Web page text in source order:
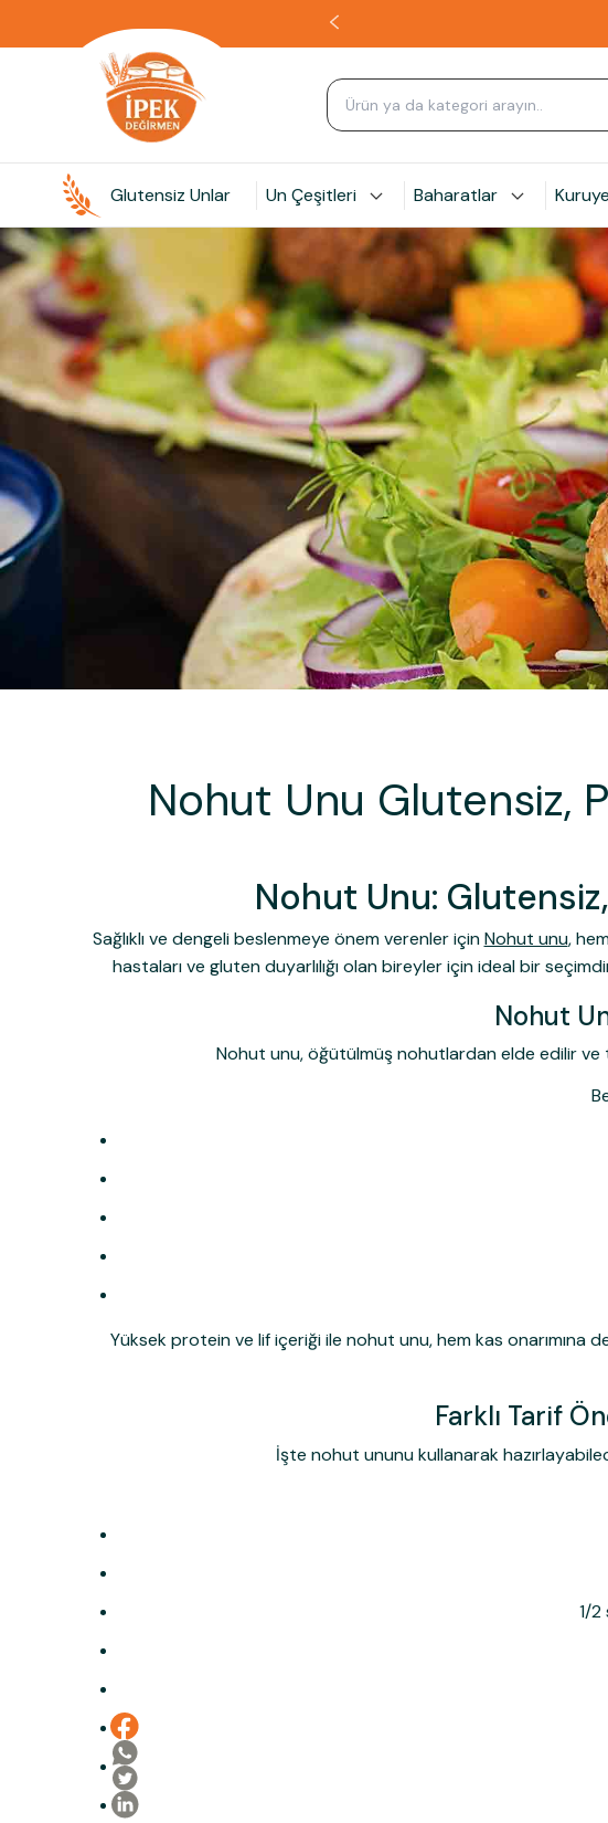
Glutensiz Unlar Un Çeşitleri Baharatlar
Nohut Unu Glutensiz,
Nohut Unu:
Sağlıklı ve dengeli beslenmeye önem verenler içinNohut unu,
hastaları ve gluten duyarlılığı olan bireyler için ideal bir
Nohut
Nohut unu, öğütülmüş nohutlardan elde edilir ve
Yüksek protein ve lif içeriği ile nohut unu, hem kas
Farklı Tarif
İşte nohut ununu kullanarak
1/2